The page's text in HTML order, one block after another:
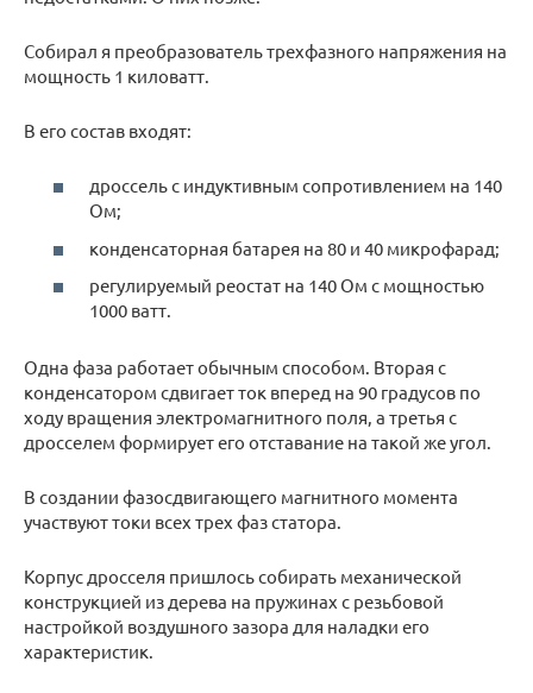
Собирал я преобразователь трехфазного напряжения на
мощность 1 киловатт.
В его состав входят:
дроссель с индуктивным сопротивлением на 140
Ом;
конденсаторная батарея на 80 и 40 микрофарад;
регулируемый реостат на 140 Ом с мощностью
1000 ватт.
Одна фаза работает обычным способом. Вторая с
конденсатором сдвигает ток вперед на 90 градусов по
ходу вращения электромагнитного поля, а третья с
дросселем формирует его отставание на такой же угол.
В создании фазосдвигающего магнитного момента
участвуют токи всех трех фаз статора.
Корпус дросселя пришлось собирать механической
конструкцией из дерева на пружинах с резьбовой
настройкой воздушного зазора для наладки его
характеристик.